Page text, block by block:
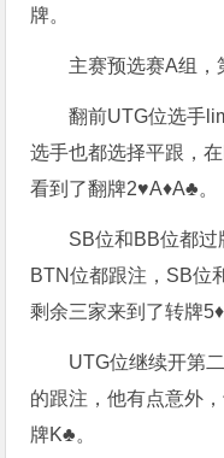
牌。
主赛预选赛A组，
翻前UTG位选手
选手也都选择平跟，
看到了翻牌2♥️A♦️A♣️。
SB位和BB位都
BTN位都跟注，SB位
剩余三家来到了转牌5♦️
UTG位继续开第
的跟注，他有点意外
牌K♣️。